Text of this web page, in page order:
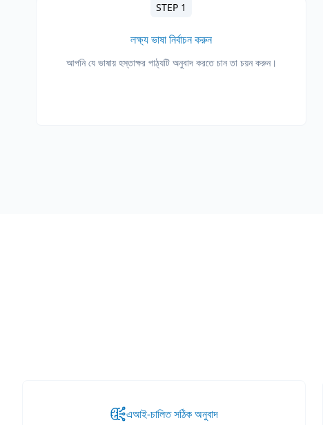
STEP 1
লক্ষ্য ভাষা নির্বাচন করুন
আপনি যে ভাষায় হস্তাক্ষর পাঠ্যটি অনুবাদ করতে চান তা চয়ন করুন।
এআই-চালিত সঠিক অনুবাদ